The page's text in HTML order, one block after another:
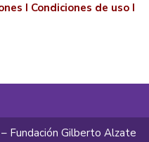
I Condiciones de uso I
Fundación Gilberto Alzate